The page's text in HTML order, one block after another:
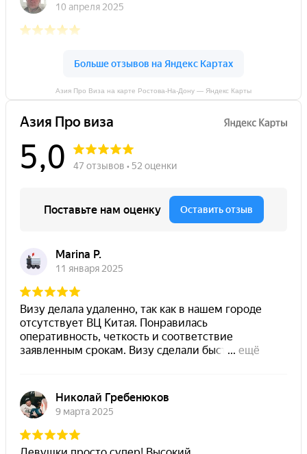
Азия Про Виза на карте Ростова-На-Дону — Яндекс Карты